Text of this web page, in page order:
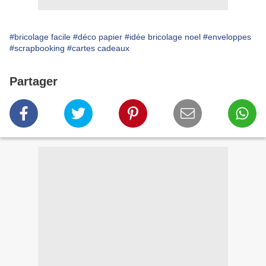
#bricolage facile #déco papier #idée bricolage noel #enveloppes
#scrapbooking #cartes cadeaux
Partager